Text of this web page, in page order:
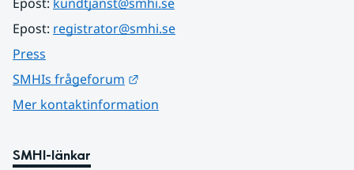
Epost: registrator@smhi.se
Press
SMHIs frågeforum
Mer kontaktinformation
SMHI-länkar